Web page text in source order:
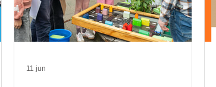
11 jun